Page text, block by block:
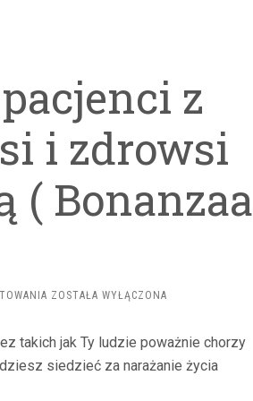
z
i zdrowsi
( Bonanzaa
HOSPITALIZOWANI
COVID-
19
ZOSTAŁA WYŁĄCZONA
takich jak Ty ludzie poważnie chorzy
siedzieć za narażanie życia